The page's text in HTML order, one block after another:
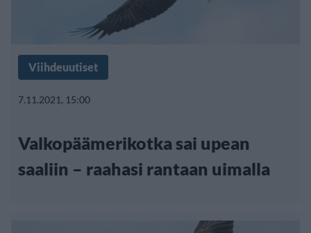
Viihdeuutiset
7.11.2021, 15:00
Valkopäämerikotka sai upean
saaliin – raahasi rantaan uimalla